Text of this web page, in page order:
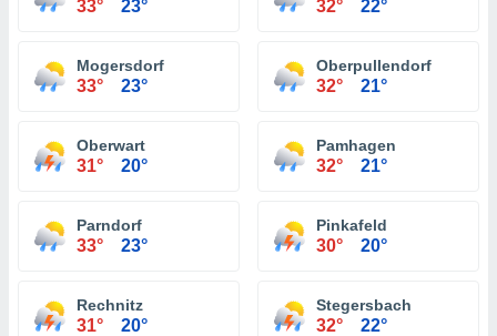
33° 23° 32° 22°
Mogersdorf
33° 23°
Oberpullendorf
32° 21°
Oberwart
31° 20°
Pamhagen
32° 21°
Parndorf
33° 23°
Pinkafeld
30° 20°
Rechnitz
31° 20°
Stegersbach
32° 22°